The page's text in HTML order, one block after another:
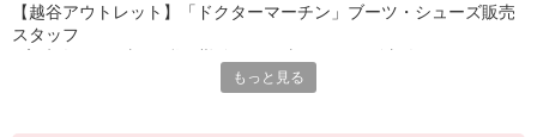
【越谷アウトレット】「ドクターマーチン」ブーツ・シューズ販売
スタッフ
【Dr.Martens（ドクターマーチン）】
もっと見る